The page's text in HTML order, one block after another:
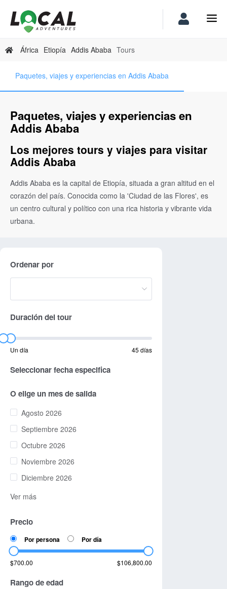
África Etiopía Addis Ababa Tours
Paquetes, viajes y experiencias en Addis Ababa
Paquetes, viajes y experiencias en
Addis Ababa
Los mejores tours y viajes para visitar
Addis Ababa
Addis Ababa es la capital de Etiopía, situada a gran altitud en el
corazón del país. Conocida como la 'Ciudad de las Flores', es
un centro cultural y político con una rica historia y vibrante vida
urbana.
Ordenar por
Duración del tour
Un día 45 días
Seleccionar fecha especifica
O elige un mes de salida
Agosto 2026
Septiembre 2026
Octubre 2026
Noviembre 2026
Diciembre 2026
Ver más
Precio
Por persona Por día
$700.00 $106,800.00
Rango de edad